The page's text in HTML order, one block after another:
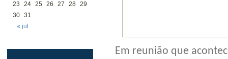
« jul
23
24 25 26 27 28 29
30 31
Em reunião que